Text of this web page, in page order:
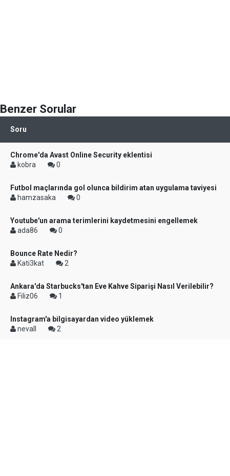
Benzer Sorular
Soru
Chrome'da Avast Online Security eklentisi
kobra
0
Futbol maçlarında gol olunca bildirim atan uygulama taviyesi
hamzasaka
0
Youtube'un arama terimlerini kaydetmesini engellemek
ada86
0
Bounce Rate Nedir?
Kati3kat
2
Ankara'da Starbucks'tan Eve Kahve Siparişi Nasıl Verilebilir?
Filiz06
1
Instagram'a bilgisayardan video yüklemek
nevall
2